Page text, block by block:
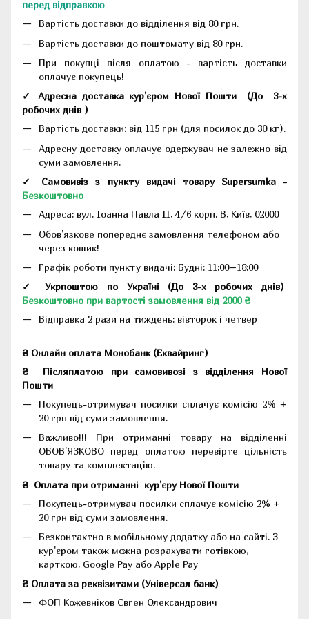
перед відправкою
Вартість доставки до відділення від 80 грн.
Вартість доставки до поштомату від 80 грн.
При покупці після оплатою - вартість доставки
оплачує покупець!
✓ Адресна доставка кур'єром Нової Пошти (До 3-х
робочих днів )
Вартість доставки: від 115 грн (для посилок до 30 кг).
Адресну доставку оплачує одержувач не залежно від
суми замовлення.
✓ Самовивіз з пункту видачі товару Supersumka -
Безкоштовно
Адреса: вул. Іоанна Павла II, 4/6 корп. В, Київ, 02000
Обов'язкове попереднє замовлення телефоном або
через кошик!
Графік роботи пункту видачі: Будні: 11:00–18:00
✓ Укрпоштою по Україні (До 3-х робочих днів)
Безкоштовно при вартості замовлення від 2000 ₴
Відправка 2 рази на тиждень: вівторок і четвер
₴ Онлайн оплата Монобанк (Еквайринг)
₴
Післяплатою при самовивозі з відділення Нової
Пошти
Покупець-отримувач посилки сплачує комісію 2% +
20 грн від суми замовлення.
Важливо!!! При отриманні товару на відділенні
ОБОВ'ЯЗКОВО перед оплатою перевірте цільність
товару та комплектацію.
₴ Оплата при отриманні кур'єру Нової Пошти
Покупець-отримувач посилки сплачує комісію 2% +
20 грн від суми замовлення.
Безконтактно в мобільному додатку або на сайті. З
кур'єром також можна розрахувати готівкою,
карткою, Google Pay або Apple Pay
₴ Оплата за реквізитами (Універсал банк)
ФОП Кожевніков Євген Олександрович